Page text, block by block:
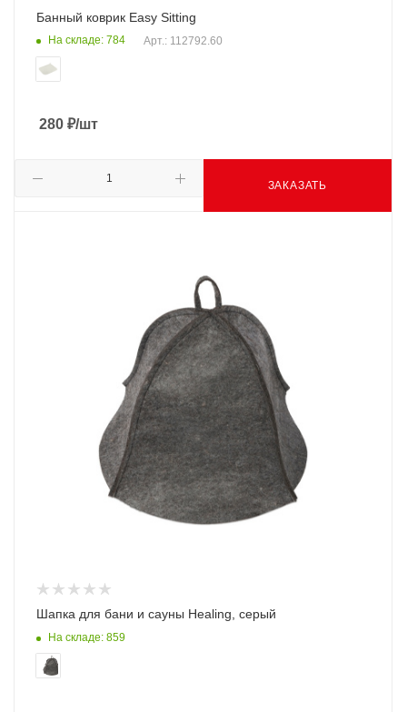
Банный коврик Easy Sitting
На складе: 784 Арт.: 112792.60
280 ₽/шт
ЗАКАЗАТЬ
Шапка для бани и сауны Healing, серый
На складе: 859